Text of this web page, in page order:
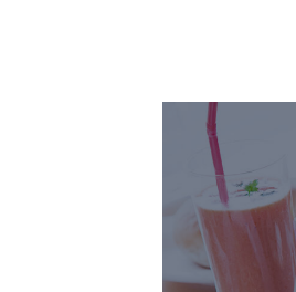
産業機器・制御機器
エネルギー
その他